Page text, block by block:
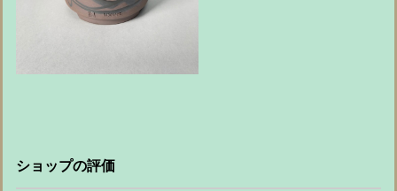
ショップの評価